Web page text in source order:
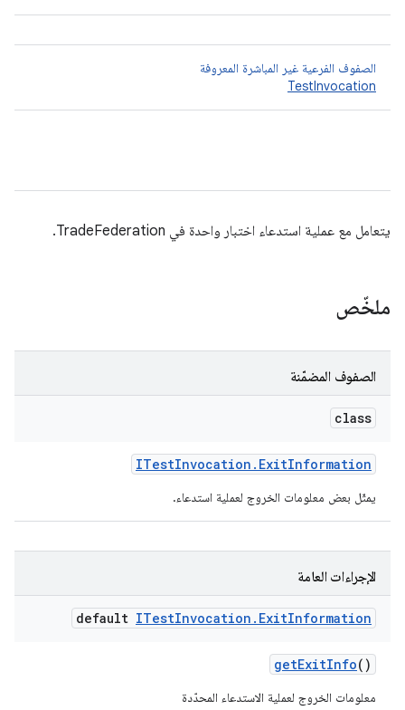
الصفوف الفرعية غير المباشرة المعروفة
TestInvocation
يتعامل مع عملية استدعاء اختبار واحدة في TradeFederation.
ملخّص
الصفوف المضمّنة
class
ITestInvocation . ExitInformation
يمثّل بعض معلومات الخروج لعملية استدعاء.
الإجراءات العامة
default ITestInvocation . ExitInformation
getExitInfo()
معلومات الخروج لعملية الاستدعاء المحدّدة